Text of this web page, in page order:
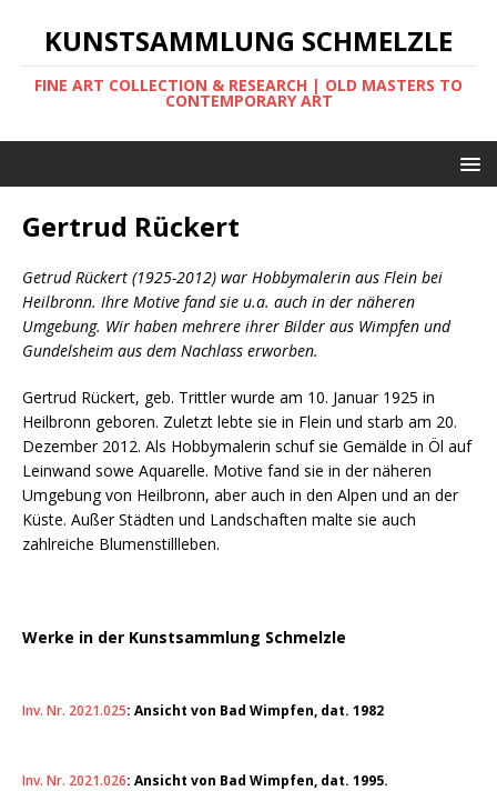
KUNSTSAMMLUNG SCHMELZLE
FINE ART COLLECTION & RESEARCH | OLD MASTERS TO
CONTEMPORARY ART
Gertrud Rückert
Getrud Rückert (1925-2012) war Hobbymalerin aus Flein bei
Heilbronn. Ihre Motive fand sie u.a. auch in der näheren
Umgebung. Wir haben mehrere ihrer Bilder aus Wimpfen und
Gundelsheim aus dem Nachlass erworben.
Gertrud Rückert, geb. Trittler wurde am 10. Januar 1925 in
Heilbronn geboren. Zuletzt lebte sie in Flein und starb am 20.
Dezember 2012. Als Hobbymalerin schuf sie Gemälde in Öl auf
Leinwand sowe Aquarelle. Motive fand sie in der näheren
Umgebung von Heilbronn, aber auch in den Alpen und an der
Küste. Außer Städten und Landschaften malte sie auch
zahlreiche Blumenstillleben.
Werke in der Kunstsammlung Schmelzle
Inv. Nr. 2021.025: Ansicht von Bad Wimpfen, dat. 1982
Inv. Nr. 2021.026: Ansicht von Bad Wimpfen, dat. 1995.